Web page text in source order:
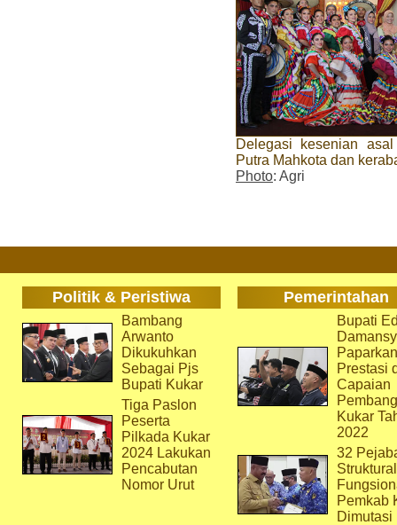
Delegasi kesenian
Putra Mahkota dan
Photo: Agri
Politik & Peristiwa Pemerintahan
Bambang
Arwanto
Dikukuhkan
Sebagai Pjs
Bupati Kukar
Tiga Paslon
Peserta
Pilkada Kukar
2024 Lakukan
Pencabutan
Nomor Urut
Bupati
Paparkan
Prestasi
Capaian
Kukar
2022
32
Pemkab
Dimutasi